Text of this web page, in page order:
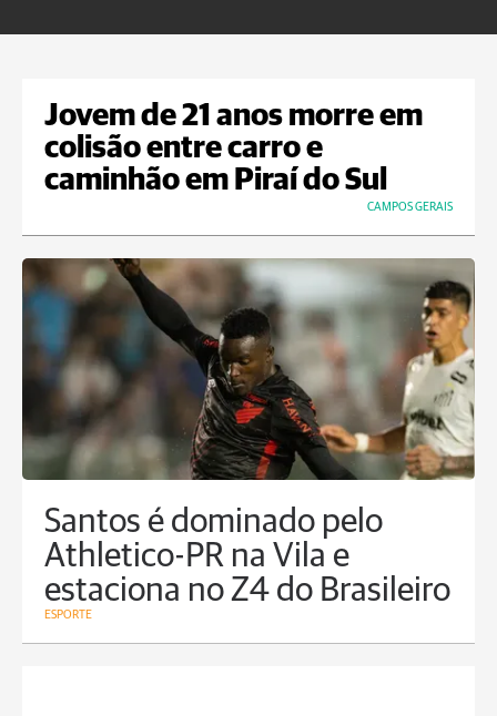
Jovem de 21 anos morre em
colisão entre carro e
caminhão em Piraí do Sul
CAMPOS GERAIS
Santos é dominado pelo
Athletico-PR na Vila e
estaciona no Z4 do Brasileiro
ESPORTE